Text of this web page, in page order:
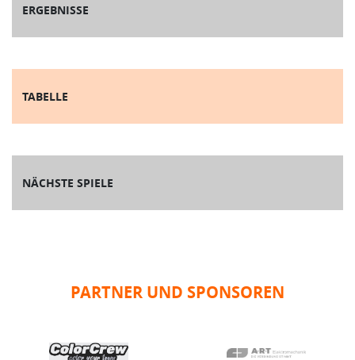
ERGEBNISSE
TABELLE
NÄCHSTE SPIELE
PARTNER UND SPONSOREN